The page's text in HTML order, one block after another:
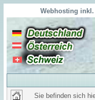
Webhosting
Sie befinden sich